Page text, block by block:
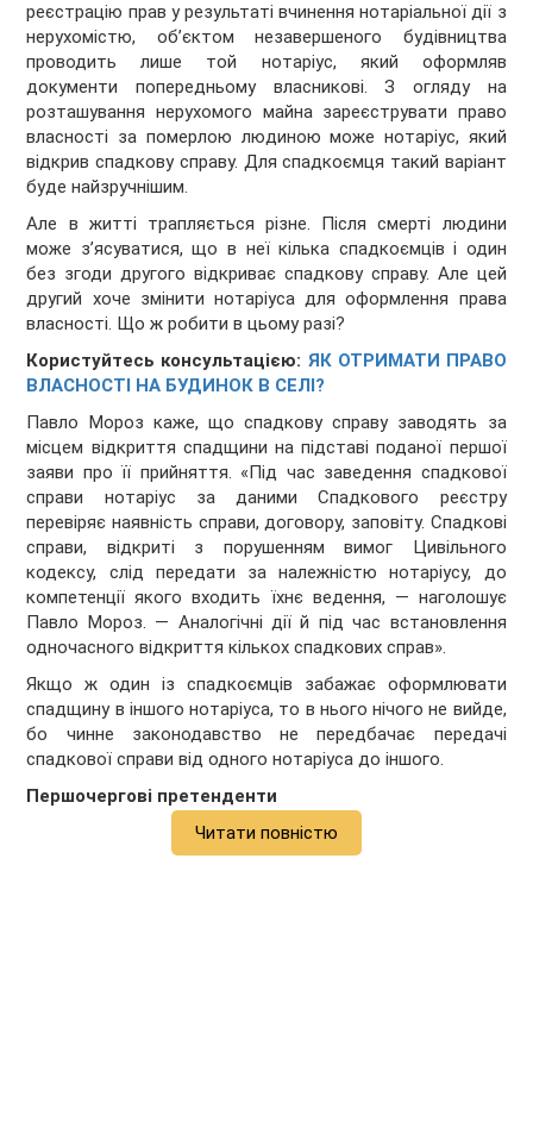
реєстрацію прав у результаті вчинення нотаріальної дії з
нерухомістю, об’єктом незавершеного будівництва
проводить лише той нотаріус, який оформляв
документи попередньому власникові. З огляду на
розташування нерухомого майна зареєструвати право
власності за померлою людиною може нотаріус, який
відкрив спадкову справу. Для спадкоємця такий варіант
буде найзручнішим.
Але в житті трапляється різне. Після смерті людини
може з’ясуватися, що в неї кілька спадкоємців і один
без згоди другого відкриває спадкову справу. Але цей
другий хоче змінити нотаріуса для оформлення права
власності. Що ж робити в цьому разі?
Користуйтесь консультацією: ЯК ОТРИМАТИ ПРАВО
ВЛАСНОСТІ НА БУДИНОК В СЕЛІ?
Павло Мороз каже, що спадкову справу заводять за
місцем відкриття спадщини на підставі поданої першої
заяви про її прийняття. «Під час заведення спадкової
справи нотаріус за даними Спадкового реєстру
перевіряє наявність справи, договору, заповіту. Спадкові
справи, відкриті з порушенням вимог Цивільного
кодексу, слід передати за належністю нотаріусу, до
компетенції якого входить їхнє ведення, — наголошує
Павло Мороз. — Аналогічні дії й під час встановлення
одночасного відкриття кількох спадкових справ».
Якщо ж один із спадкоємців забажає оформлювати
спадщину в іншого нотаріуса, то в нього нічого не вийде,
бо чинне законодавство не передбачає передачі
спадкової справи від одного нотаріуса до іншого.
Першочергові претенденти
Читати повністю